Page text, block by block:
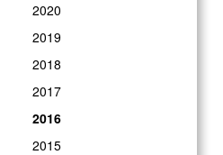
2020
2019
2018
2017
2016
2015